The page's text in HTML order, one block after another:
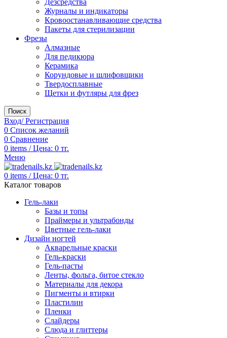
Дезсредства
Журналы и индикаторы
Кровоостанавливающие средства
Пакеты для стерилизации
Фрезы
Алмазные
Для педикюра
Керамика
Корундовые и шлифовщики
Твердосплавные
Щетки и футляры для фрез
Поиск
Вход/ Регистрация
0 Список желаний
0 Сравнение
0 items / Цена: 0 тг.
Меню
0 items / Цена: 0 тг.
Каталог товаров
Гель-лаки
Базы и топы
Праймеры и ультрабонды
Цветные гель-лаки
Дизайн ногтей
Акварельные краски
Гель-краски
Гель-пасты
Ленты, фольга, битое стекло
Материалы для декора
Пигменты и втирки
Пластилин
Пленки
Слайдеры
Слюда и глиттеры